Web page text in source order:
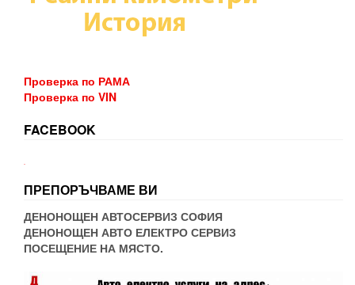
Проверка по РАМА
Проверка по VIN
FACEBOOK
ПРЕПОРЪЧВАМЕ ВИ
ДЕНОНОЩЕН АВТОСЕРВИЗ СОФИЯ
ДЕНОНОЩЕН АВТО ЕЛЕКТРО СЕРВИЗ
ПОСЕЩЕНИЕ НА МЯСТО.